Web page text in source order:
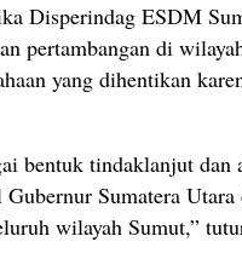
Disperindag ESDM
pertambangan di
yang dihentikan
bentuk tindaklanjut dan
Sumatera Utara
wilayah Sumut,”